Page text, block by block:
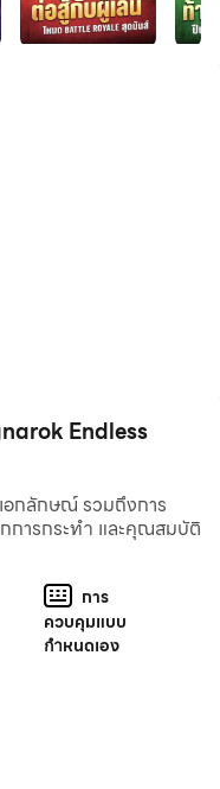
าอีกครั้ง!
รอดชีวิตคนสุดท้าย!
Endless
อกลักษณ์ รวมถึงการ
การกระทำ และคุณสมบัติ
การ
ควบคุมแบบ
กำหนดเอง